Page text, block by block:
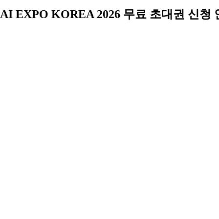
AI EXPO KOREA 2026 무료 초대권 신청